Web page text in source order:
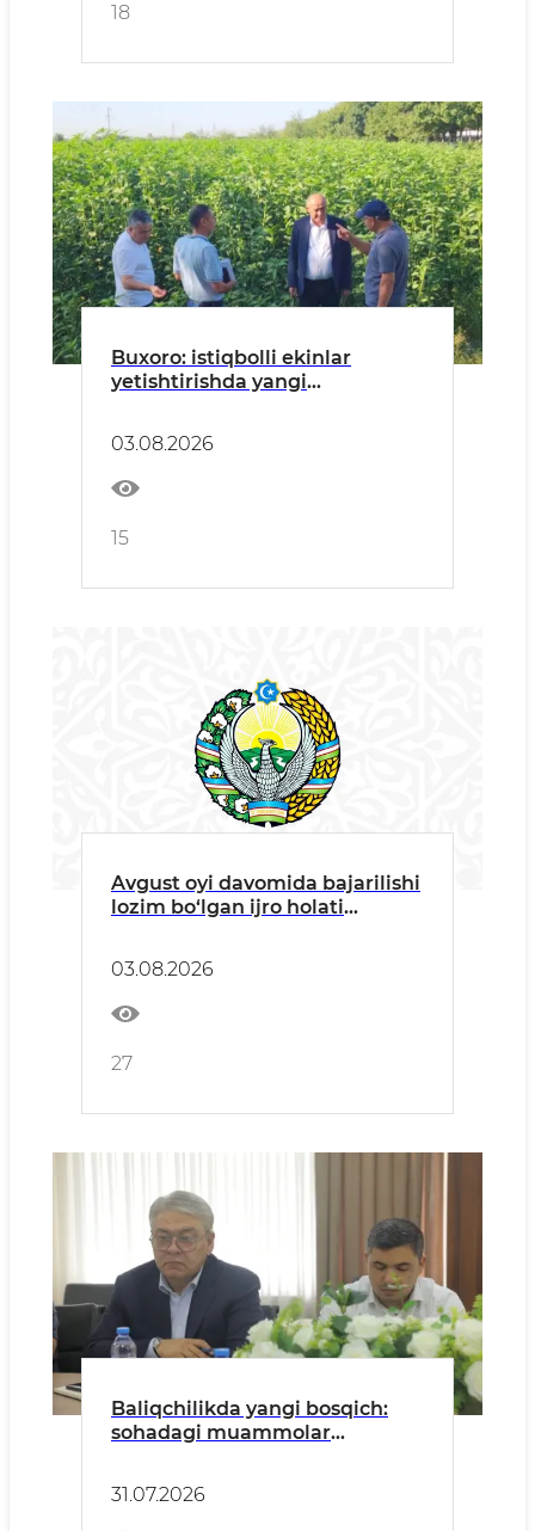
18
Buxoro: istiqbolli ekinlar
yetishtirishda yangi
03.08.2026
15
Avgust oyi davomida bajarilishi
lozim bo‘lgan ijro holati
03.08.2026
27
Baliqchilikda yangi bosqich:
sohadagi muammolar
31.07.2026